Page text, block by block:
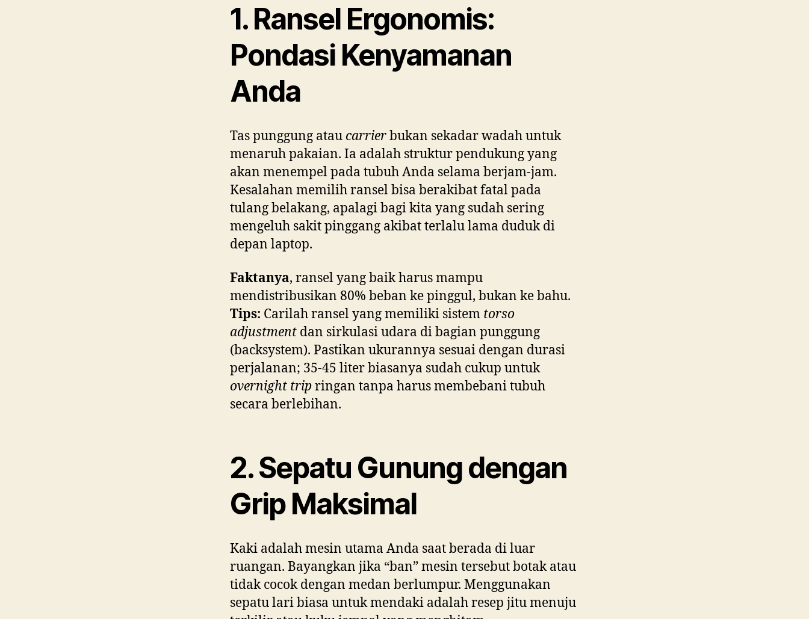
1. Ransel Ergonomis:
Pondasi Kenyamanan
Anda
Tas punggung atau carrierbukan sekadar wadah untuk
menaruh pakaian. Ia adalah struktur pendukung yang
akan menempel pada tubuh Anda selama berjam-jam.
Kesalahan memilih ransel bisa berakibat fatal pada
tulang belakang, apalagi bagi kita yang sudah sering
mengeluh sakit pinggang akibat terlalu lama duduk di
depan laptop.
Faktanya, ransel yang baik harus mampu
mendistribusikan 80% beban ke pinggul, bukan ke bahu.
Tips: Carilah ransel yang memiliki sistem torso
adjustment dan sirkulasi udara di bagian punggung
(backsystem). Pastikan ukurannya sesuai dengan durasi
perjalanan; 35-45 liter biasanya sudah cukup untuk
overnight tripringan tanpa harus membebani tubuh
secara berlebihan.
2. Sepatu Gunung dengan
Grip Maksimal
Kaki adalah mesin utama Anda saat berada di luar
ruangan. Bayangkan jika “ban” mesin tersebut botak atau
tidak cocok dengan medan berlumpur. Menggunakan
sepatu lari biasa untuk mendaki adalah resep jitu menuju